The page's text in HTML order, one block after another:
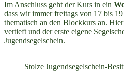
Im Anschluss geht der Kurs in ein
dass wir immer freitags von 17 bis
thematisch an den Blockkurs an.
vertieft und der erste eigene
Jugendsegelschein.
Stolze Jugendsegelschein-